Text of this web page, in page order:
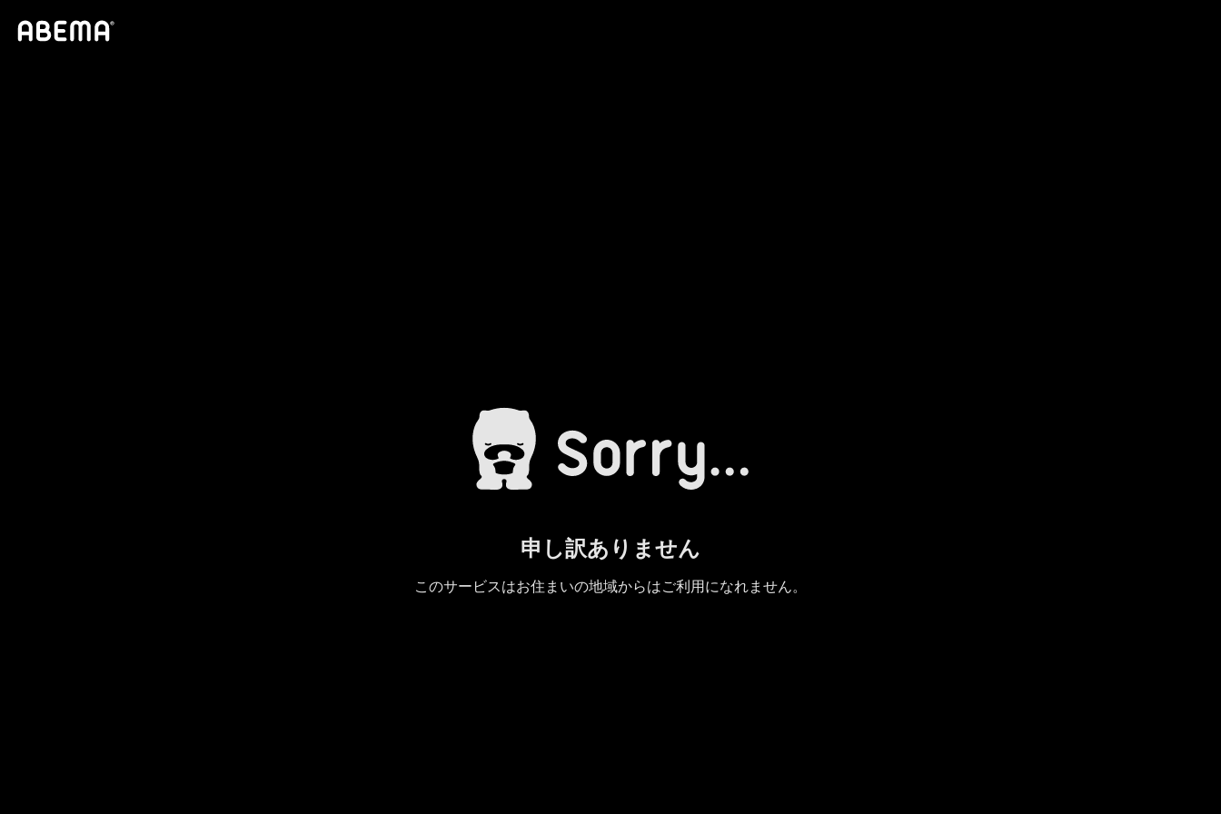
申し訳ありません
このサービスはお住まいの地域からはご利用になれません。